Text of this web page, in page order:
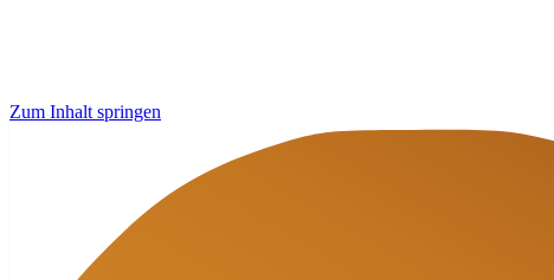
Zum Inhalt springen